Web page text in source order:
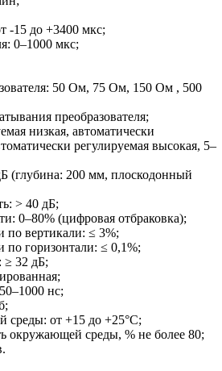
-15 до +3400 мкс;
0–1000 мкс;
50 Ом, 75 Ом, 150 Ом , 500
преобразователя;
низкая, автоматически
регулируемая высокая, 5–
(глубина: 200 мм, плоскодонный
> 40 дБ;
0–80% (цифровая отбраковка);
по вертикали: ≤ 3%;
по горизонтали: ≤ 0,1%;
≥ 32 дБ;
нс;
среды: от +15 до +25°С;
окружающей среды, % не более 80;